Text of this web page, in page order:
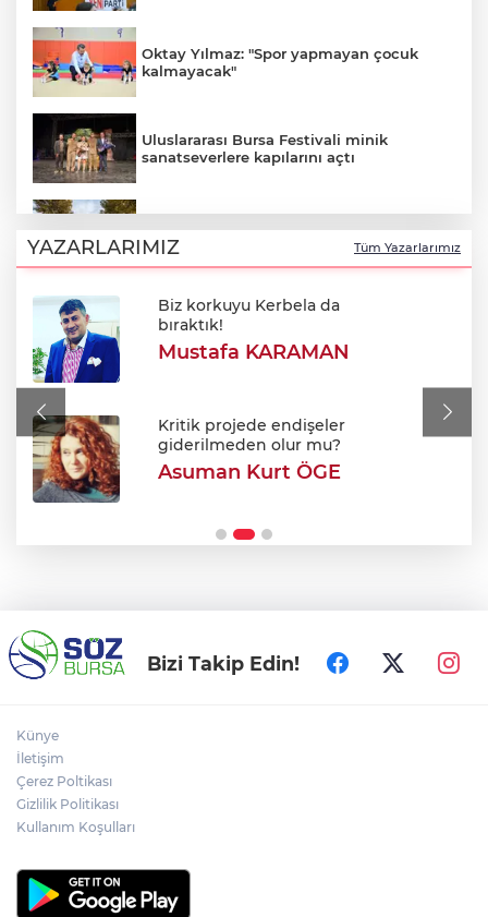
Oktay Yılmaz: "Spor yapmayan çocuk
kalmayacak"
Uluslararası Bursa Festivali minik
sanatseverlere kapılarını açtı
kampanya
Bursa'da olası afetlere karşı mobil çözüm
YAZARLARIMIZ Tüm Yazarlarımız
Biz korkuyu Kerbela da
bıraktık!
Mustafa KARAMAN
Kritik projede endişeler
giderilmeden olur mu?
Asuman Kurt ÖGE
Bizi Takip Edin!
Künye
İletişim
Çerez Poltikası
Gizlilik Politikası
Kullanım Koşulları